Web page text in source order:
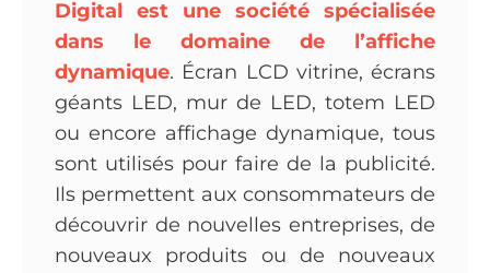
Digital est une société spécialisée
dans le domaine de l’affiche
dynamique. Écran LCD vitrine, écrans
géants LED, mur de LED, totem LED
ou encore affichage dynamique, tous
sont utilisés pour faire de la publicité.
Ils permettent aux consommateurs de
découvrir de nouvelles entreprises, de
nouveaux produits ou de nouveaux